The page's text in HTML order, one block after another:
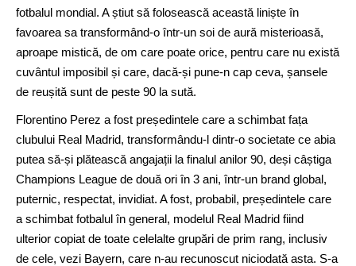
fotbalul mondial. A știut să folosească această liniște în
favoarea sa transformând-o într-un soi de aură misterioasă,
aproape mistică, de om care poate orice, pentru care nu există
cuvântul imposibil și care, dacă-și pune-n cap ceva, șansele
de reușită sunt de peste 90 la sută.
Florentino Perez a fost președintele care a schimbat fața
clubului Real Madrid, transformându-l dintr-o societate ce abia
putea să-și plătească angajații la finalul anilor 90, deși câștiga
Champions League de două ori în 3 ani, într-un brand global,
puternic, respectat, invidiat. A fost, probabil, președintele care
a schimbat fotbalul în general, modelul Real Madrid fiind
ulterior copiat de toate celelalte grupări de prim rang, inclusiv
de cele, vezi Bayern, care n-au recunoscut niciodată asta. S-a